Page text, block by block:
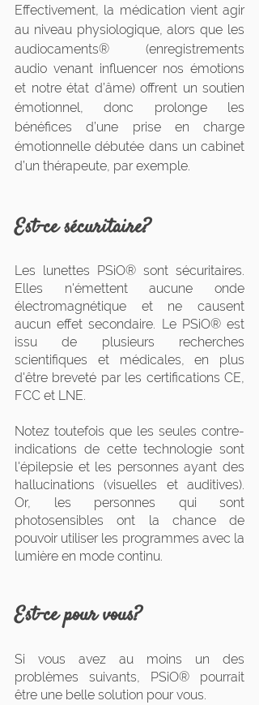
Effectivement, la médication vient agir
au niveau physiologique, alors que les
audiocaments® (enregistrements
audio venant influencer nos émotions
et notre état d’âme) offrent un soutien
émotionnel, donc prolonge les
bénéfices d’une prise en charge
émotionnelle débutée dans un cabinet
d’un thérapeute, par exemple.
Est-ce sécuritaire?
Les lunettes PSiO® sont sécuritaires.
Elles n'émettent aucune onde
électromagnétique et ne causent
aucun effet secondaire. Le PSiO® est
issu de plusieurs recherches
scientifiques et médicales, en plus
d'être breveté par les certifications CE,
FCC et LNE.
Notez toutefois que les seules contre-
indications de cette technologie sont
l'épilepsie et les personnes ayant des
hallucinations (visuelles et auditives).
Or, les personnes qui sont
photosensibles ont la chance de
pouvoir utiliser les programmes avec la
lumière en mode continu.
Est-ce pour vous?
Si vous avez au moins un des
problèmes suivants, PSiO® pourrait
être une belle solution pour vous.